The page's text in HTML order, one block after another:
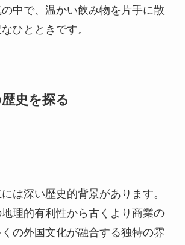
中で、温かい飲み物を片手に散
ひとときです。
史を探る
は深い歴史的背景があります。
理的有利性から古くより商業の
の外国文化が融合する独特の雰